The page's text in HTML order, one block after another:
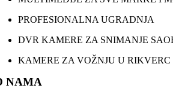
PROFESIONALNA UGRADNJA
DVR KAMERE ZA SNIMANJE
KAMERE ZA VOŽNJU U RIKVERC
NAMA